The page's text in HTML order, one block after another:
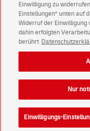
© Sat Aug 08 04:00:12
Impressum
Einwilligungs-
Barrierefreiheit
Konzern Karriere
Einwilligung zu
Einstellungen“ unten auf
Widerruf der
dahin erfolgten
berührt
Einwilligungs-
Nur